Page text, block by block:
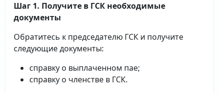
Шаг 1. Получите в ГСК необходимые
документы
Обратитесь к председателю ГСК и получите
следующие документы:
справку о выплаченном пае;
справку о членстве в ГСК.